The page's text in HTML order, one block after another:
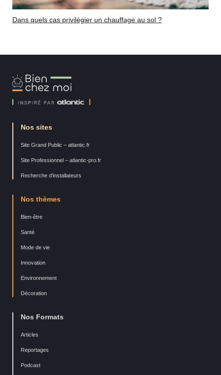
Dans quels cas privilégier un chauffage au sol ?
Bien
Chez
Nos sites
Site Grand Public – atlantic.fr
Site Professionnel – atlantic-pro.fr
Recherche d’installateurs
Nos thèmes
Bien-être
Santé
Mode de vie
Innovation
Environnement
Décoration
Nos Formats
Articles
Reportages
Podcast